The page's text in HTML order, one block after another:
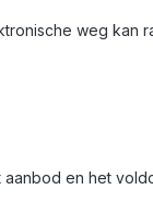
weg kan
en het